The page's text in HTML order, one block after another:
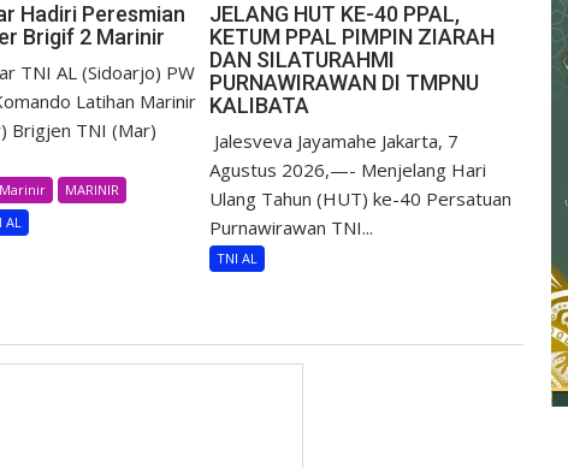
Hadiri Peresmian
Brigif 2 Marinir
TNI AL (Sidoarjo) PW
Latihan Marinir
Brigjen TNI (Mar)
MARINIR
AL
JELANG HUT KE-40 PPAL,
KETUM PPAL PIMPIN ZIARAH
DAN SILATURAHMI
PURNAWIRAWAN DI TMPNU
KALIBATA
​ Jalesveva Jayamahe Jakarta, 7
Agustus 2026,—- Menjelang Hari
Ulang Tahun (HUT) ke-40 Persatuan
Purnawirawan TNI...
TNI AL